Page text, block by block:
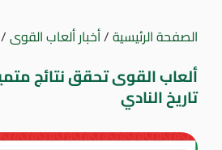
الصفحة الرئيسية/أخبار ألعاب القوى/
ألعاب القوى تحقق نتائج
تاريخ النادي